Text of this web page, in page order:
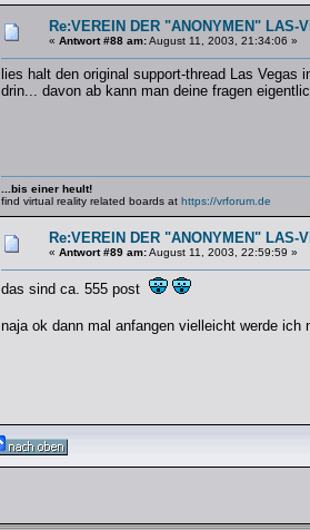
Re:VEREIN DER "ANONYMEN" LAS-
« Antwort #88 am:August 11, 2003, 21:34:06 »
lies halt den original support-thread Las
drin... davon ab kann man deine fragen
...bis einer heult!
find virtual reality related boards at https://vrforum.de
Re:VEREIN DER "ANONYMEN" LAS-
« Antwort #89 am:August 11, 2003, 22:59:59 »
das sind ca. 555 post
naja ok dann mal anfangen vielleicht werde